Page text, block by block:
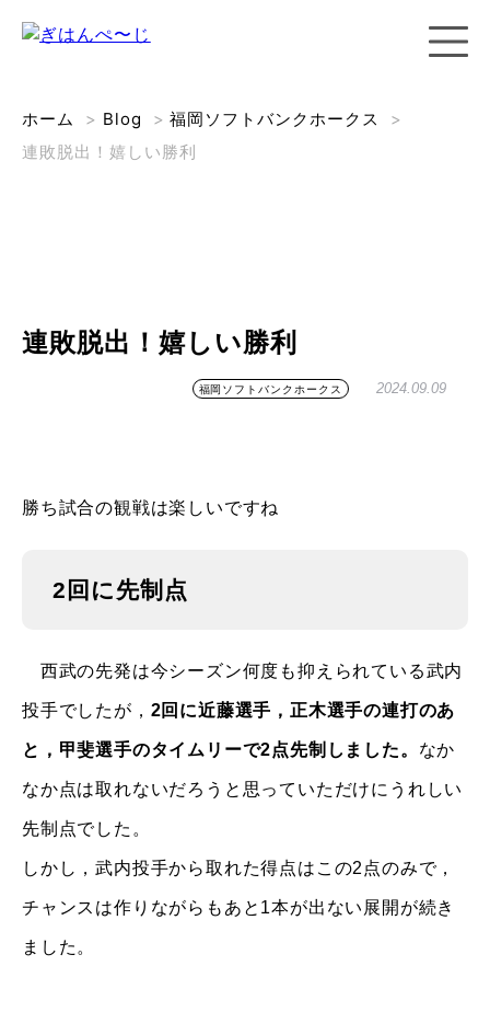
ホーム > Blog >福岡ソフトバンクホークス
>
連敗脱出！嬉しい勝利
連敗脱出！嬉しい勝利
福岡ソフトバンクホークス 2024.09.09
勝ち試合の観戦は楽しいですね
2回に先制点
西武の先発は今シーズン何度も抑えられている武内
投手でしたが， 2回に近藤選手，正木選手の連打のあ
と，甲斐選手のタイムリーで2点先制しました。 なか
なか点は取れないだろうと思っていただけにうれしい
先制点でした。
しかし，武内投手から取れた得点はこの2点のみで，
チャンスは作りながらもあと1本が出ない展開が続き
ました。